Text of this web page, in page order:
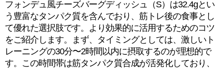
フォンデュ風チーズバーグディッシュ（S）は32.4gとい
う豊富なタンパク質を含んでおり、筋トレ後の食事とし
て優れた選択肢です。より効果的に活用するためのコツ
をご紹介します。まず、タイミングとしては、激しいト
レーニングの30分〜2時間以内に摂取するのが理想的で
す。この時間帯は筋タンパク質合成が活発化しており、